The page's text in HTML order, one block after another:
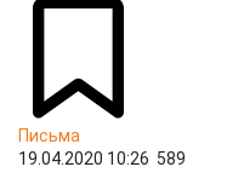
Письма
19.04.2020 10:26 589